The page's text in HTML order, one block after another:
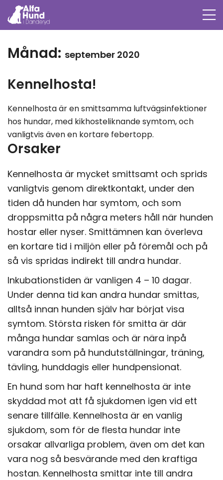
Månad: september 2020
Kennelhosta!
Kennelhosta är en smittsamma luftvägsinfektioner
hos hundar, med kikhosteliknande symtom, och
vanligtvis även en kortare febertopp.
Orsaker
Kennelhosta är mycket smittsamt och sprids
vanligtvis genom direktkontakt, under den
tiden då hunden har symtom, och som
droppsmitta på några meters håll när hunden
hostar eller nyser. Smittämnen kan överleva
en kortare tid i miljön eller på föremål och på
så vis spridas indirekt till andra hundar.
Inkubationstiden är vanligen 4 – 10 dagar.
Under denna tid kan andra hundar smittas,
alltså innan hunden själv har börjat visa
symtom. Största risken för smitta är där
många hundar samlas och är nära inpå
varandra som på hundutställningar, träning,
tävling, hunddagis eller hundpensionat.
En hund som har haft kennelhosta är inte
skyddad mot att få sjukdomen igen vid ett
senare tillfälle. Kennelhosta är en vanlig
sjukdom, som för de flesta hundar inte
orsakar allvarliga problem, även om det kan
vara nog så besvärande med den kraftiga
hostan. Kennelhosta smittar inte till andra